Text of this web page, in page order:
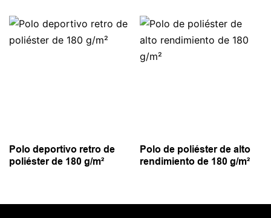
Polo deportivo retro de
poliéster de 180 g/m²
Polo de poliéster de alto
rendimiento de 180 g/m²